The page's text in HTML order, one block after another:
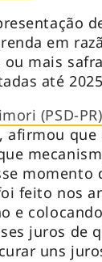
em
mais
até
(PSD-PR)
afirmou
feito nos
e
juros de
uns